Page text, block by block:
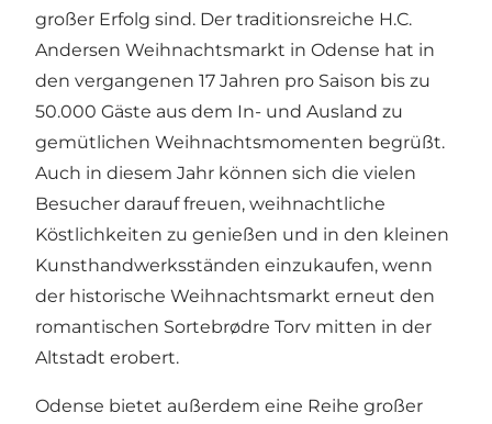
großer Erfolg sind. Der traditionsreiche H.C.
Andersen Weihnachtsmarkt in Odense hat in
den vergangenen 17 Jahren pro Saison bis zu
50.000 Gäste aus dem In- und Ausland zu
gemütlichen Weihnachtsmomenten begrüßt.
Auch in diesem Jahr können sich die vielen
Besucher darauf freuen, weihnachtliche
Köstlichkeiten zu genießen und in den kleinen
Kunsthandwerksständen einzukaufen, wenn
der historische Weihnachtsmarkt erneut den
romantischen Sortebrødre Torv mitten in der
Altstadt erobert.
Odense bietet außerdem eine Reihe großer